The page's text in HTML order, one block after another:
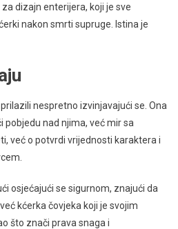
dizajn enterijera, koji je sve
nakon smrti supruge. Istina je
nespretno izvinjavajući se. Ona
pobjedu nad njima, već mir sa
već o potvrdi vrijednosti karaktera i
osjećajući se sigurnom, znajući da
kćerka čovjeka koji je svojim
što znači prava snaga i